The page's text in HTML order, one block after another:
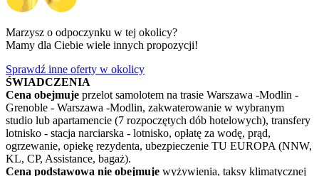
Marzysz o odpoczynku w tej okolicy?
Mamy dla Ciebie wiele innych propozycji!
Sprawdź inne oferty w okolicy
ŚWIADCZENIA
Cena obejmuje przelot samolotem na trasie Warszawa -Modlin -
Grenoble - Warszawa -Modlin, zakwaterowanie w wybranym
studio lub apartamencie (7 rozpoczętych dób hotelowych), transfery
lotnisko - stacja narciarska - lotnisko, opłatę za wodę, prąd,
ogrzewanie, opiekę rezydenta, ubezpieczenie TU EUROPA (NNW,
KL, CP, Assistance, bagaż).
Cena podstawowa nie obejmuje wyżywienia, taksy klimatycznej